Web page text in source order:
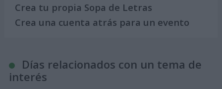
Crea tu propia Sopa de Letras
Crea una cuenta atrás para un evento
Días relacionados con un tema de
interés